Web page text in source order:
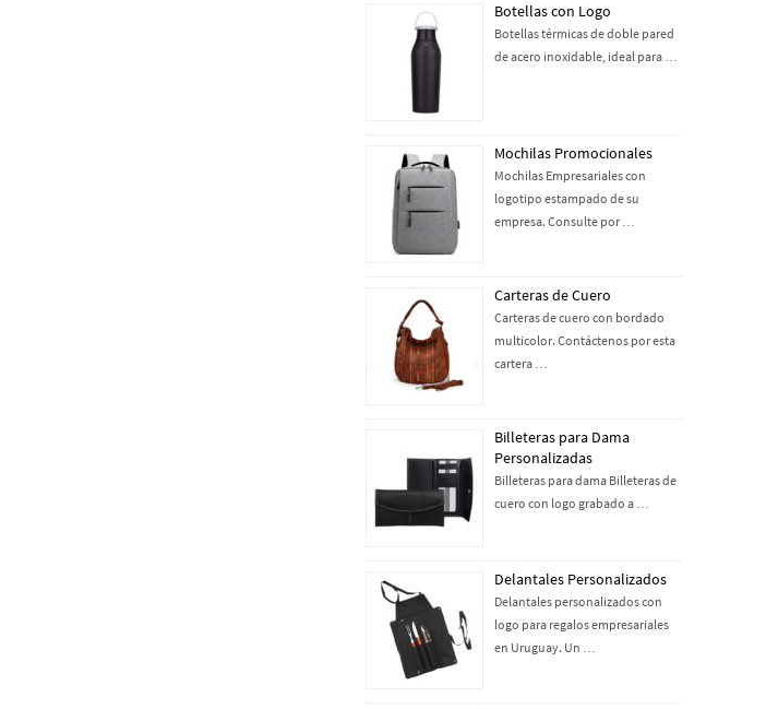
Botellas con Logo
Botellas térmicas de doble pared
de acero inoxidable, ideal para …
Mochilas Promocionales
Mochilas Empresariales con
logotipo estampado de su
empresa. Consulte por …
Carteras de Cuero
Carteras de cuero con bordado
multicolor. Contáctenos por esta
cartera …
Billeteras para Dama
Personalizadas
Billeteras para dama Billeteras de
cuero con logo grabado a …
Delantales Personalizados
Delantales personalizados con
logo para regalos empresariales
en Uruguay. Un …